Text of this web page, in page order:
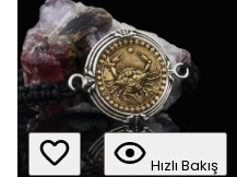
Hızlı Bakış